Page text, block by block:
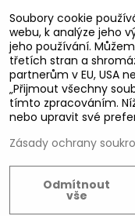
Odeslat
B2b podmínky
Soubory cookie
webu, k analýze jeho
jeho používání.
třetích stran a
partnerům v EU, USA
„Přijmout všechny
tímto zpracováním.
nebo upravit své
Zásady ochrany
Odmítnout
vše